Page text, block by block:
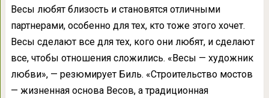
Весы любят близость и становятся отличными
партнерами, особенно для тех, кто тоже этого хочет.
Весы сделают все для тех, кого они любят, и сделают
все, чтобы отношения сложились. «Весы — художник
любви», — резюмирует Биль. «Строительство мостов
— жизненная основа Весов, а традиционная